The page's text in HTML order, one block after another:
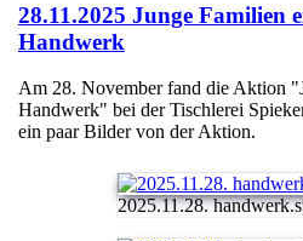
28.11.2025 Junge Familien
Handwerk
Am 28. November fand die Aktion
Handwerk" bei der Tischlerei
ein paar Bilder von der Aktion.
2025.11.28.